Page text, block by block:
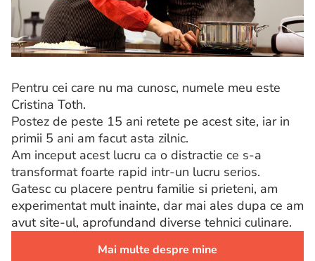
Pentru cei care nu ma cunosc, numele meu este
Cristina Toth.
Postez de peste 15 ani retete pe acest site, iar in
primii 5 ani am facut asta zilnic.
Am inceput acest lucru ca o distractie ce s-a
transformat foarte rapid intr-un lucru serios.
Gatesc cu placere pentru familie si prieteni, am
experimentat mult inainte, dar mai ales dupa ce am
avut site-ul, aprofundand diverse tehnici culinare.
Mai multe despre mine